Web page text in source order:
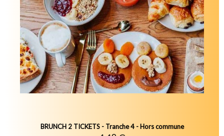
BRUNCH 2 TICKETS - Tranche 4 - Hors commune